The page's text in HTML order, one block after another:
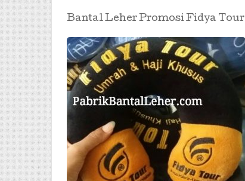
Bantal Leher Promosi Fidya Tour